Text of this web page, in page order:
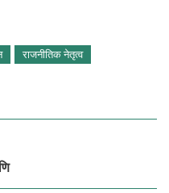
राजनीतिक नेतृत्व